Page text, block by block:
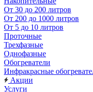
От 30 до 200 литров
От 200 до 1000 литров
От 5 до 10 литров
Проточные
Трехфазные
Однофазные
Обогреватели
Инфракрасные
Акции
Услуги